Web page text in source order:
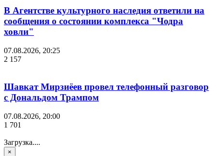
В Агентстве культурного наследия ответили на
сообщения о состоянии комплекса "Чодра
ховли"
07.08.2026, 20:25
2 157
Шавкат Мирзиёев провел телефонный разговор
с Дональдом Трампом
07.08.2026, 20:00
1 701
Загрузка....
×